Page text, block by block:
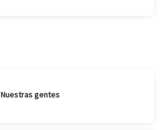
Nuestras gentes